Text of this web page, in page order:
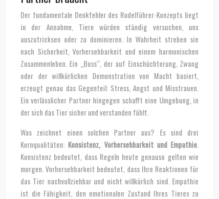
Der fundamentale Denkfehler des Rudelführer-Konzepts liegt
in der Annahme, Tiere würden ständig versuchen, uns
auszutricksen oder zu dominieren. In Wahrheit streben sie
nach Sicherheit, Vorhersehbarkeit und einem harmonischen
Zusammenleben. Ein „Boss“, der auf Einschüchterung, Zwang
oder der willkürlichen Demonstration von Macht basiert,
erzeugt genau das Gegenteil: Stress, Angst und Misstrauen.
Ein verlässlicher Partner hingegen schafft eine Umgebung, in
der sich das Tier sicher und verstanden fühlt.
Was zeichnet einen solchen Partner aus? Es sind drei
Kernqualitäten: Konsistenz, Vorhersehbarkeit und Empathie
Konsistenz bedeutet, dass Regeln heute genauso gelten wie
morgen. Vorhersehbarkeit bedeutet, dass Ihre Reaktionen für
das Tier nachvollziehbar und nicht willkürlich sind. Empathie
ist die Fähigkeit, den emotionalen Zustand Ihres Tieres zu